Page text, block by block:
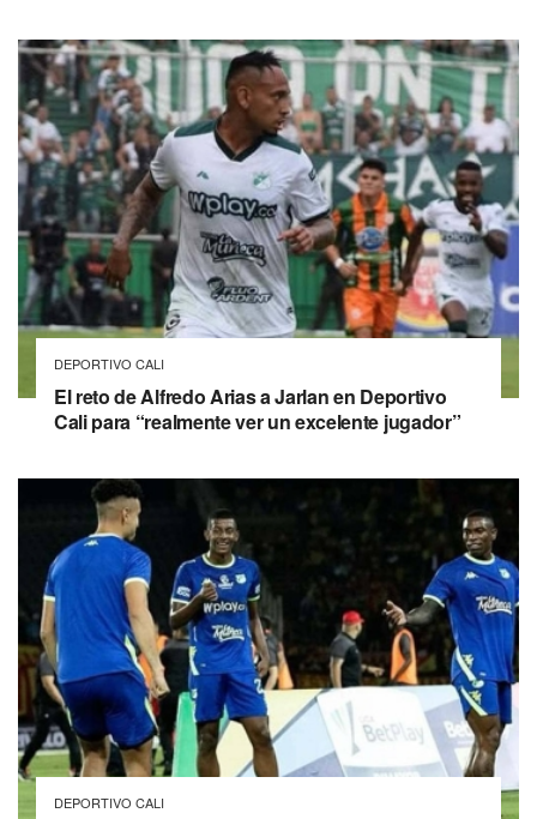
DEPORTIVO CALI
El reto de Alfredo Arias a Jarlan en Deportivo
Cali para “realmente ver un excelente jugador”
DEPORTIVO CALI